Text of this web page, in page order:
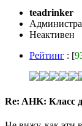
teadrinker
Неактивен
Рейтинг : [
Re: AHK: Класс